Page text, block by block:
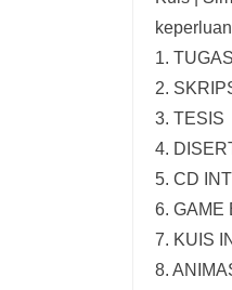
1.
2.
3. TESIS
4.
5. CD
6. GAME
7. KUIS
8.